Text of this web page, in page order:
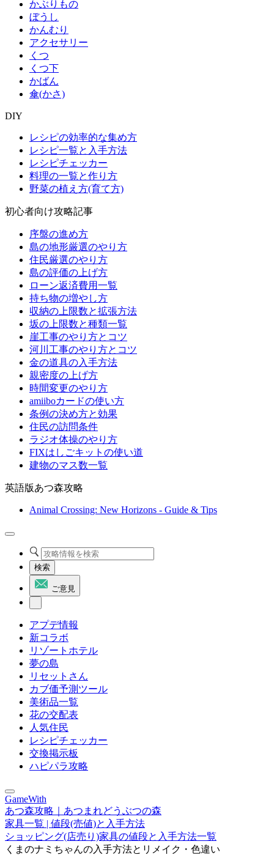
かぶりもの
ぼうし
かんむり
アクセサリー
くつ
くつ下
かばん
傘(かさ)
DIY
レシピの効率的な集め方
レシピ一覧と入手方法
レシピチェッカー
料理の一覧と作り方
野菜の植え方(育て方)
初心者向け攻略記事
序盤の進め方
島の地形厳選のやり方
住民厳選のやり方
島の評価の上げ方
ローン返済費用一覧
持ち物の増やし方
収納の上限数と拡張方法
坂の上限数と種類一覧
崖工事のやり方とコツ
河川工事のやり方とコツ
金の道具の入手方法
親密度の上げ方
時間変更のやり方
amiiboカードの使い方
条例の決め方と効果
住民の訪問条件
ラジオ体操のやり方
FIXはしごキットの使い道
建物のマス数一覧
英語版あつ森攻略
Animal Crossing: New Horizons - Guide & Tips
検索
ご意見
アプデ情報
新コラボ
リゾートホテル
夢の島
リセットさん
カブ価予測ツール
美術品一覧
花の交配表
人気住民
レシピチェッカー
交換掲示板
ハピパラ攻略
GameWith
あつ森攻略｜あつまれどうぶつの森
家具一覧 | 値段(売値)と入手方法
ショッピング(店売り)家具の値段と入手方法一覧
くまのナミちゃんの入手方法とリメイク・色違い